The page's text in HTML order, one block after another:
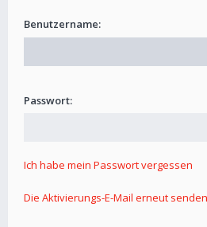
Benutzername:
Passwort:
Ich habe mein Passwort vergessen
Die Aktivierungs-E-Mail erneut senden